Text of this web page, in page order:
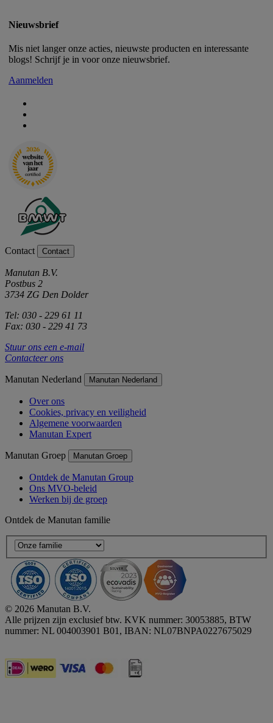
Nieuwsbrief
Mis niet langer onze acties, nieuwste producten en interessante
blogs! Schrijf je in voor onze nieuwsbrief.
Aanmelden
Contact Contact
Manutan B.V.
Postbus 2
3734 ZG Den Dolder
Tel: 030 - 229 61 11
Fax: 030 - 229 41 73
Stuur ons een e-mail
Contacteer ons
Manutan Nederland Manutan Nederland
Over ons
Cookies, privacy en veiligheid
Algemene voorwaarden
Manutan Expert
Manutan Groep Manutan Groep
Ontdek de Manutan Group
Ons MVO-beleid
Werken bij de groep
Ontdek de Manutan familie
© 2026 Manutan B.V.
Alle prijzen zijn exclusief btw. KVK nummer: 30053885, BTW
nummer: NL 004003901 B01, IBAN: NL07BNPA0227675029